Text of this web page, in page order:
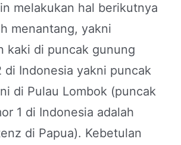
melakukan hal berikutnya
menantang, yakni
kaki di puncak gunung
Indonesia yakni puncak
di Pulau Lombok (puncak
1 di Indonesia adalah
di Papua). Kebetulan